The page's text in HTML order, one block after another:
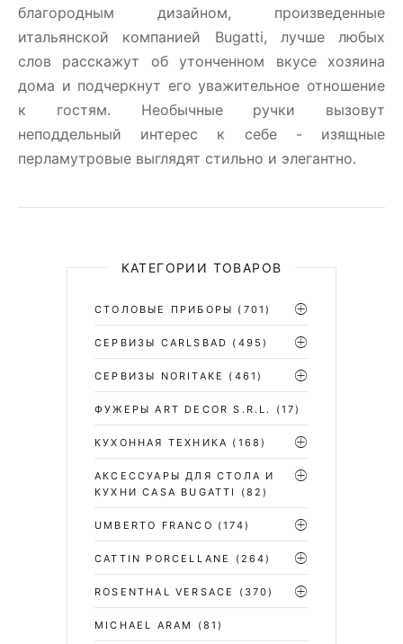
благородным дизайном, произведенные
итальянской компанией Bugatti, лучше любых
слов расскажут об утонченном вкусе хозяина
дома и подчеркнут его уважительное отношение
к гостям. Необычные ручки вызовут
неподдельный интерес к себе - изящные
перламутровые выглядят стильно и элегантно.
КАТЕГОРИИ ТОВАРОВ
СТОЛОВЫЕ ПРИБОРЫ (701)
CЕРВИЗЫ CARLSBAD (495)
СЕРВИЗЫ NORITAKE (461)
ФУЖЕРЫ ART DECOR S.R.L. (17)
КУХОННАЯ ТЕХНИКА (168)
АКСЕССУАРЫ ДЛЯ СТОЛА И
КУХНИ CASA BUGATTI
(82)
UMBERTO FRANCO (174)
CATTIN PORCELLANE (264)
ROSENTHAL VERSACE (370)
MICHAEL ARAM (81)